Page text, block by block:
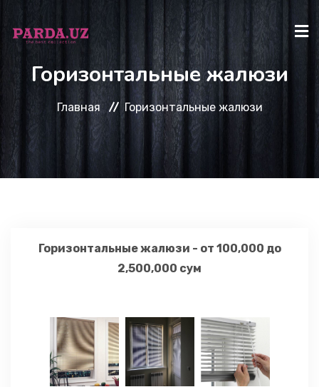
ГЛАВНАЯ
О НАС
ОСТАВИТЬ ЗАЯВКУ
Горизонтальные жалюзи
Главная Горизонтальные жалюзи
Горизонтальные жалюзи - от 100,000 до
2,500,000 сум